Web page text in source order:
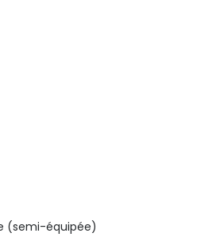
(semi-équipée)